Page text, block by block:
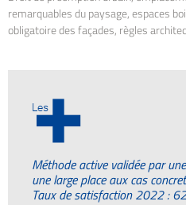
remarquables du paysage, espaces
obligatoire des façades, règles
Les
+
Méthode active validée par
une large place aux cas
Taux de satisfaction 2022 :